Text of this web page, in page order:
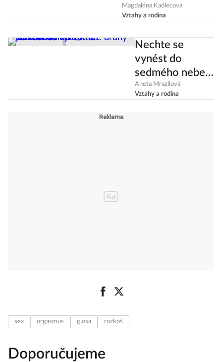
myslet na jiné věci
Magdaléna Kadlecová
Vztahy a rodina
Nechte se
vynést do
sedmého nebe:
Které druhy
rozkoše vám k
Aneta Mrazilová
Vztahy a rodina
sex orgasmus glosa rozkoš
Doporučujeme